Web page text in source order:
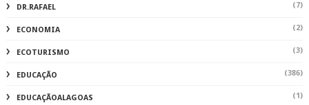
DR.RAFAEL (7)
ECONOMIA (2)
ECOTURISMO (3)
EDUCAÇÃO (386)
EDUCAÇÃOALAGOAS (1)